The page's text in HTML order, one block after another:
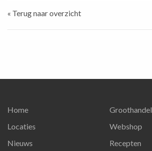
« Terug naar overzicht
Home
Locaties
Nieuws
Groothandel
Webshop
Recepten